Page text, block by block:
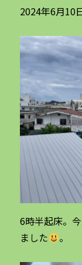
2024年6月
6時半起床。
ました
。